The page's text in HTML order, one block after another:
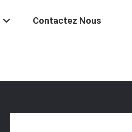
Contactez Nous